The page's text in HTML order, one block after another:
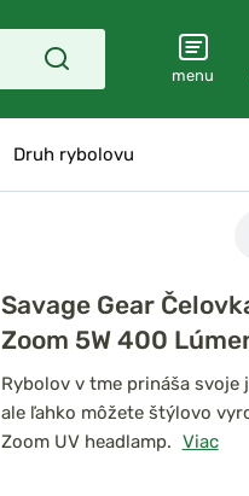
menu
Druh rybolovu
Savage Gear
Zoom 5W 400
Rybolov v tme prináša svoje
ale ľahko môžete štýlovo
Zoom UV headlamp. Viac